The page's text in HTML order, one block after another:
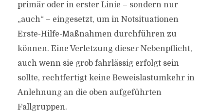
primär oder in erster Linie – sondern nur
„auch“ – eingesetzt, um in Notsituationen
Erste-Hilfe-Maßnahmen durchführen zu
können. Eine Verletzung dieser Nebenpflicht,
auch wenn sie grob fahrlässig erfolgt sein
sollte, rechtfertigt keine Beweislastumkehr in
Anlehnung an die oben aufgeführten
Fallgruppen.